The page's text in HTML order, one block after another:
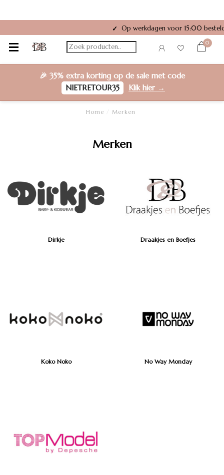
✓ Op werkdagen voor 15:00
0
🎉 35% extra kortingop de sale met code
NIETRETOUR35
Klik hier →
Home Merken
Merken
Dirkje Draakjes en Boefjes
Koko Noko No Way Monday